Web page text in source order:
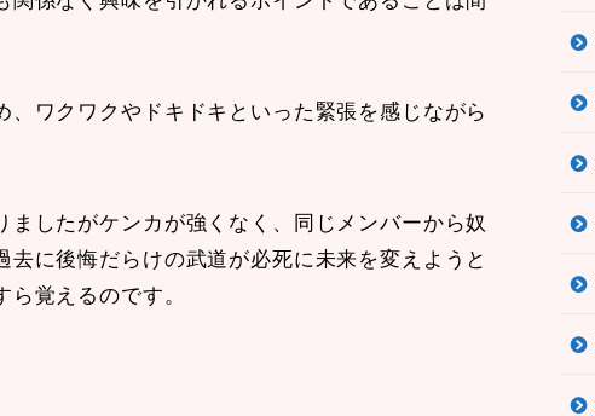
ワクワクやドキドキといった緊張を感じながら
したがケンカが強くなく、同じメンバーから奴
に後悔だらけの武道が必死に未来を変えようと
覚えるのです。